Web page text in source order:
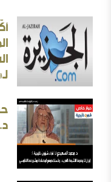
الأسئلة المنطقية
الثقافة بين الثوابت